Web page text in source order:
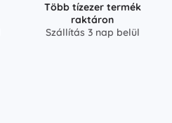
Több tízezer termék
raktáron
Szállítás 3 nap belül